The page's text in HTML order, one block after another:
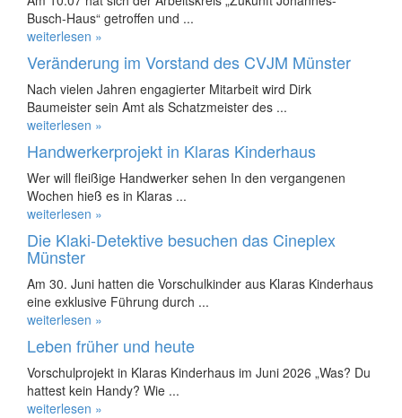
Busch-Haus“ getroffen und ...
weiterlesen »
Veränderung im Vorstand des CVJM Münster
Nach vielen Jahren engagierter Mitarbeit wird Dirk
Baumeister sein Amt als Schatzmeister des ...
weiterlesen »
Handwerkerprojekt in Klaras Kinderhaus
Wer will fleißige Handwerker sehen In den vergangenen
Wochen hieß es in Klaras ...
weiterlesen »
Die Klaki-Detektive besuchen das Cineplex
Münster
Am 30. Juni hatten die Vorschulkinder aus Klaras Kinderhaus
eine exklusive Führung durch ...
weiterlesen »
Leben früher und heute
Vorschulprojekt in Klaras Kinderhaus im Juni 2026 „Was? Du
hattest kein Handy? Wie ...
weiterlesen »